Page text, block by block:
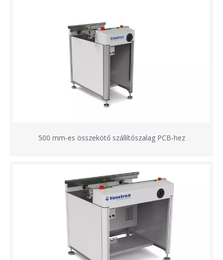
500 mm-es összekötő szállítószalag PCB-hez